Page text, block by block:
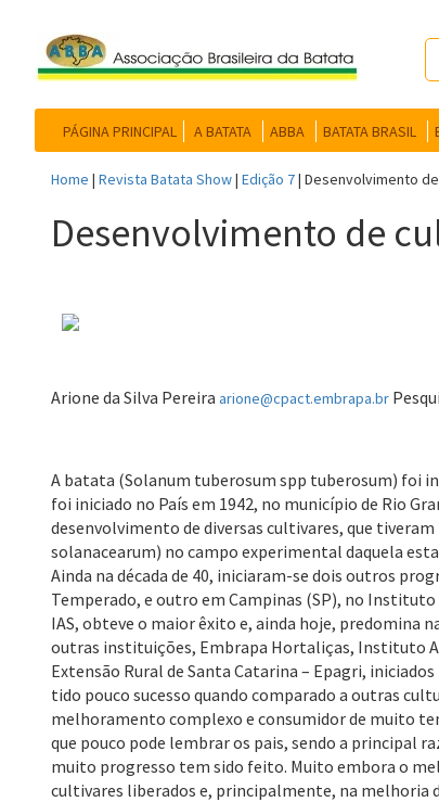
PÁGINA PRINCIPAL A BATATA ABBA BATATA BRASIL
Home | Revista Batata Show| Edição 7| Desenvolvimento
Desenvolvimento de
Arione da Silva Pereira arione@cpact.embrapa.br
A batata (Solanum tuberosum spp tuberosum) foi
foi iniciado no País em 1942, no município de Rio
desenvolvimento de diversas cultivares, que
solanacearum) no campo experimental daquela
Ainda na década de 40, iniciaram-se dois outros
Temperado, e outro em Campinas (SP), no
IAS, obteve o maior êxito e, ainda hoje, predomina
outras instituições, Embrapa Hortaliças, Instituto
Extensão Rural de Santa Catarina – Epagri,
tido pouco sucesso quando comparado a outras
melhoramento complexo e consumidor de muito
que pouco pode lembrar os pais, sendo a principal
muito progresso tem sido feito. Muito embora o
cultivares liberados e, principalmente, na melhoria